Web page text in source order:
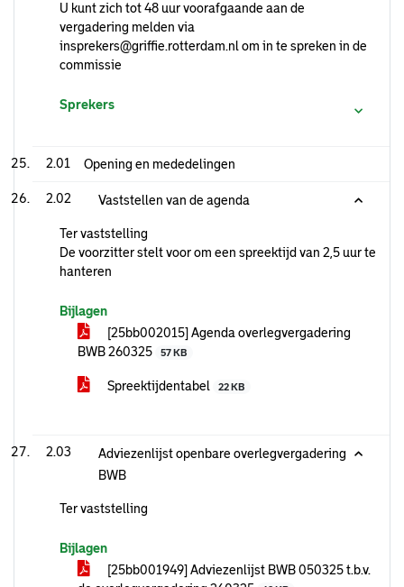
U kunt zich tot 48 uur voorafgaande aan de
vergadering melden via
insprekers@griffie.rotterdam.nl om in te spreken in de
commissie
Sprekers
2.01 Opening en mededelingen
2.02 Vaststellen van de agenda
Ter vaststelling
De voorzitter stelt voor om een spreektijd van 2,5 uur te
hanteren
Bijlagen
[25bb002015] Agenda overlegvergadering
BWB 260325
57 KB
Spreektijdentabel 22 KB
2.03
Adviezenlijst openbare overlegvergadering
BWB
Ter vaststelling
Bijlagen
[25bb001949] Adviezenlijst BWB 050325 t.b.v.